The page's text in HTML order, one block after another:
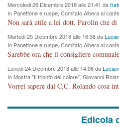
Mercoledi 26 Dicembre 2018 alle 21:41 da
In Panettone e ruspe, Comitato Albera al
cronoprogramma"
Martedi 25 Dicembre 2018 alle 16:38 da
In Panettone e ruspe, Comitato Albera al
cronoprogramma"
Lunedi 24 Dicembre 2018 alle 14:06 da
In Mostra "Il trionfo del colore", Giovanni
Edicola